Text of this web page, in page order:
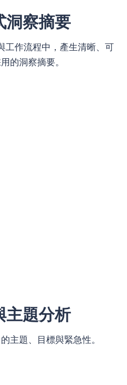
洞察摘要
工作流程中，產生清晰、可
的洞察摘要。
主題分析
主題、目標與緊急性。